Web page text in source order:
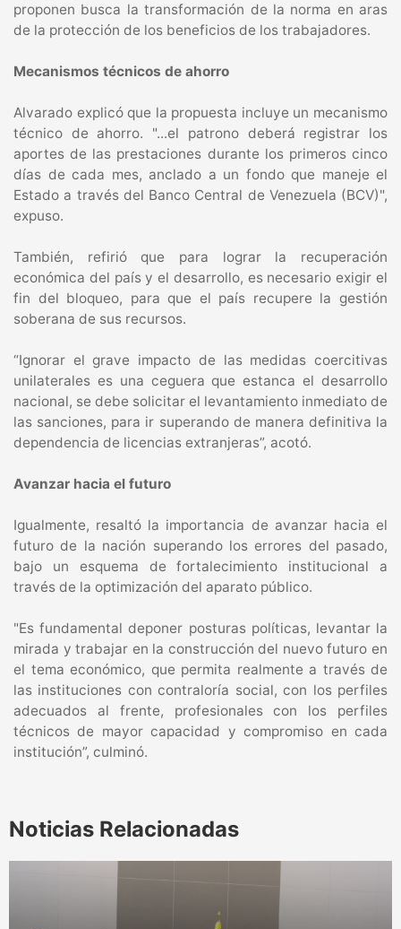
proponen busca la transformación de la norma en aras
de la protección de los beneficios de los trabajadores.
Mecanismos técnicos de ahorro
Alvarado explicó que la propuesta incluye un mecanismo
técnico de ahorro. "...el patrono deberá registrar los
aportes de las prestaciones durante los primeros cinco
días de cada mes, anclado a un fondo que maneje el
Estado a través del Banco Central de Venezuela (BCV)",
expuso.
También, refirió que para lograr la recuperación
económica del país y el desarrollo, es necesario exigir el
fin del bloqueo, para que el país recupere la gestión
soberana de sus recursos.
“Ignorar el grave impacto de las medidas coercitivas
unilaterales es una ceguera que estanca el desarrollo
nacional, se debe solicitar el levantamiento inmediato de
las sanciones, para ir superando de manera definitiva la
dependencia de licencias extranjeras”, acotó.
Avanzar hacia el futuro
Igualmente, resaltó la importancia de avanzar hacia el
futuro de la nación superando los errores del pasado,
bajo un esquema de fortalecimiento institucional a
través de la optimización del aparato público.
"Es fundamental deponer posturas políticas, levantar la
mirada y trabajar en la construcción del nuevo futuro en
el tema económico, que permita realmente a través de
las instituciones con contraloría social, con los perfiles
adecuados al frente, profesionales con los perfiles
técnicos de mayor capacidad y compromiso en cada
institución”, culminó.
Noticias Relacionadas